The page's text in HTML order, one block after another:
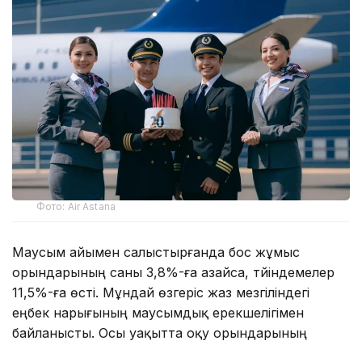
Фото: Air Astana
Маусым айымен салыстырғанда бос жұмыс
орындарының саны 3,8%-ға азайса, түйіндемелер
11,5%-ға өсті. Мұндай өзгеріс жаз мезгіліндегі
еңбек нарығының маусымдық ерекшелігімен
байланысты. Осы уақытта оқу орындарының